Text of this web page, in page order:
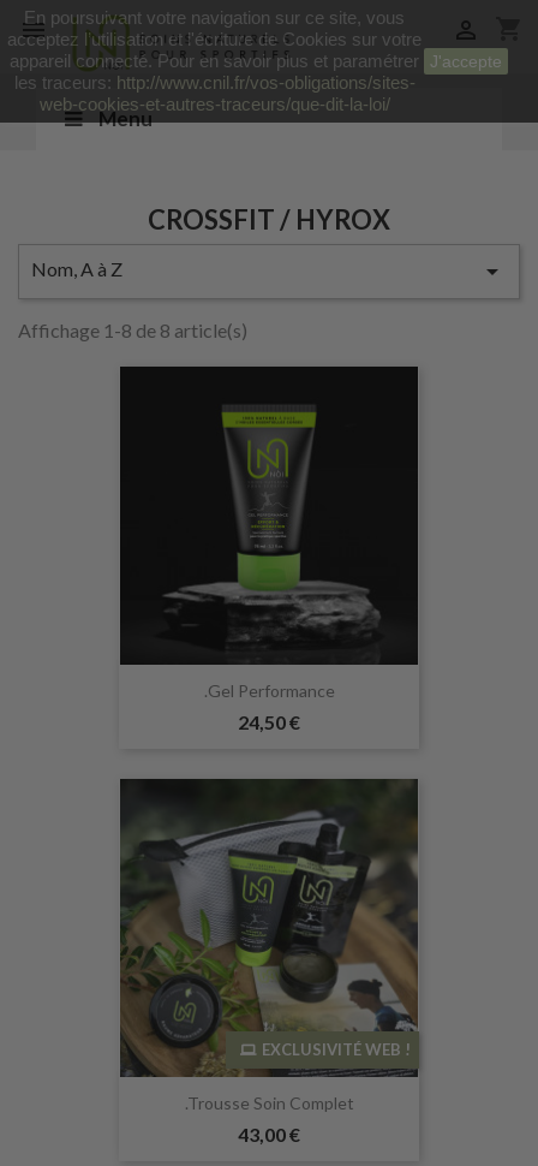
 
Menu
CROSSFIT / HYROX
Nom, A à Z 
Affichage 1-8 de 8 article(s)
.Gel Performance
24,50 €
.Trousse Soin Complet
43,00 €
EXCLUSIVITÉ WEB !
En poursuivant votre navigation sur ce site, vous
acceptez l’utilisation et l'écriture de Cookies sur votre
appareil connecté. Pour en savoir plus et paramétrer
les traceurs: http://www.cnil.fr/vos-obligations/sites-
web-cookies-et-autres-traceurs/que-dit-la-loi/
J'accepte